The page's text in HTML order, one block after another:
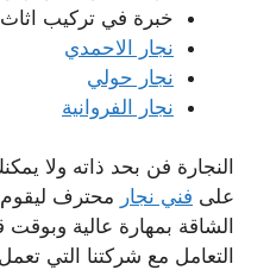
خبرة في تركيب اثاث
نجار الاحمدي
نجار حولي
نجار الفروانية
النجارة فن بحد ذاته ولا
على فني نجار محترف
الشاقة بمهارة عالية
التعامل مع شركتنا التي